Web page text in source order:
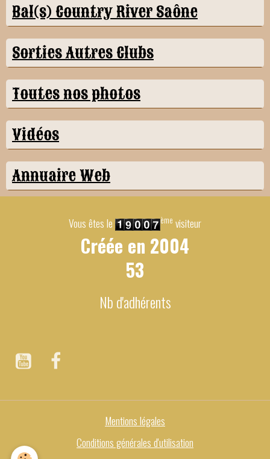
Bal(s) Country River Saône
Sorties Autres Clubs
Toutes nos photos
Vidéos
Annuaire Web
Vous êtes le ème visiteur
Créée en 2004
53
Nb d'adhérents
Mentions légales
Conditions générales d'utilisation